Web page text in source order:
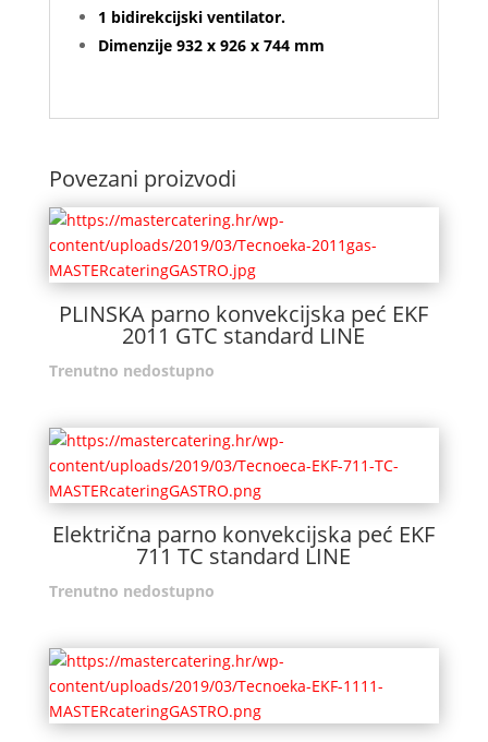
1 bidirekcijski ventilator.
Dimenzije 932 x 926 x 744 mm
Povezani proizvodi
PLINSKA parno konvekcijska peć EKF
2011 GTC standard LINE
Trenutno nedostupno
Električna parno konvekcijska peć EKF
711 TC standard LINE
Trenutno nedostupno